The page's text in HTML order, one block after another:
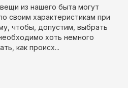
из нашего быта могут
своим характеристикам при
чтобы, допустим, выбрать
хоть немного
как происх...